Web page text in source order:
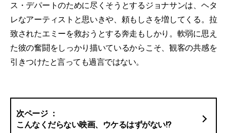
ス・デパートのために尽くそうとするジョナサンは、ヘタ
レなアーティストと思いきや、頼もしさを増してくる。拉
致されたエミーを救おうとする奔走もしかり。軟弱に思え
た彼の奮闘をしっかり描いているからこそ、観客の共感を
引きつけたと言っても過言ではない。
こんなくだらない映画、ウケるはずがない!?